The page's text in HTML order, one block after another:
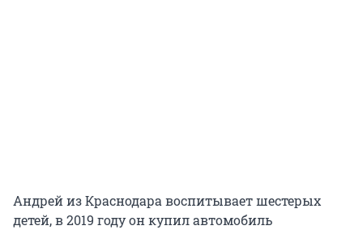
Андрей из Краснодара воспитывает шестерых
детей, в 2019 году он купил автомобиль